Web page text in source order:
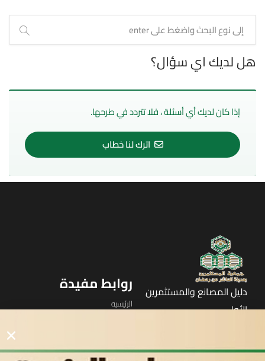
هل لديك اي سؤال؟
إذا كان لديك أي أسئلة ، فلا تتردد في طرحها.
اترك لنا خطاب
دليل المصانع والمستثمرين
الأول
روابط مفيدة
الرئيسيه
لوحه التحكم